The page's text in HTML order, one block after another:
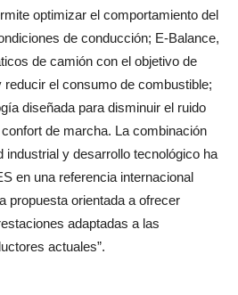
optimizar el comportamiento del
de conducción; E-Balance,
de camión con el objetivo de
reducir el consumo de combustible;
diseñada para disminuir el ruido
de marcha. La combinación
industrial y desarrollo tecnológico ha
en una referencia internacional
propuesta orientada a ofrecer
adaptadas a las
actuales”.